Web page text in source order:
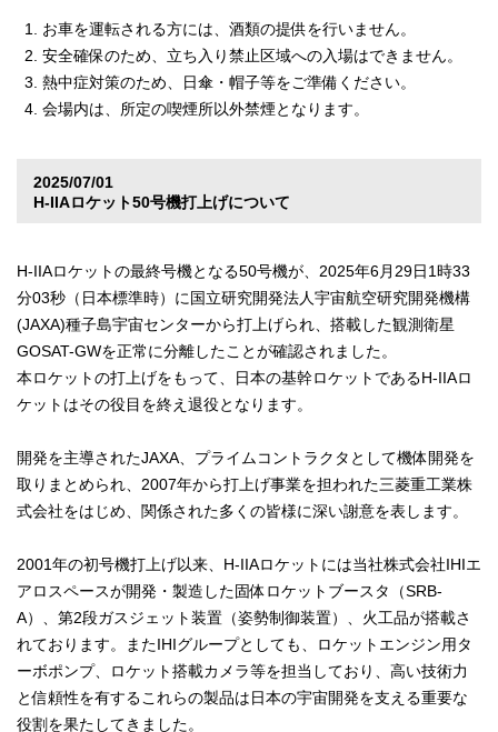
お車を運転される方には、酒類の提供を行いません。
安全確保のため、立ち入り禁止区域への入場はできません。
熱中症対策のため、日傘・帽子等をご準備ください。
会場内は、所定の喫煙所以外禁煙となります。
2025/07/01
H-IIAロケット50号機打上げについて
H-IIAロケットの最終号機となる50号機が、2025年6月29日1時33
分03秒（日本標準時）に国立研究開発法人宇宙航空研究開発機構
(JAXA)種子島宇宙センターから打上げられ、搭載した観測衛星
GOSAT-GWを正常に分離したことが確認されました。
本ロケットの打上げをもって、日本の基幹ロケットであるH-IIAロ
ケットはその役目を終え退役となります。
開発を主導されたJAXA、プライムコントラクタとして機体開発を
取りまとめられ、2007年から打上げ事業を担われた三菱重工業株
式会社をはじめ、関係された多くの皆様に深い謝意を表します。
2001年の初号機打上げ以来、H-IIAロケットには当社株式会社IHIエ
アロスペースが開発・製造した固体ロケットブースタ（SRB-
A）、第2段ガスジェット装置（姿勢制御装置）、火工品が搭載さ
れております。またIHIグループとしても、ロケットエンジン用タ
ーボポンプ、ロケット搭載カメラ等を担当しており、高い技術力
と信頼性を有するこれらの製品は日本の宇宙開発を支える重要な
役割を果たしてきました。